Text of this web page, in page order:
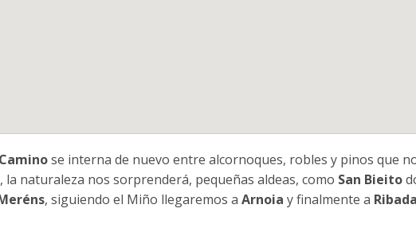
Caminose interna de nuevo entre alcornoques, robles y pinos que
la naturaleza nos sorprenderá, pequeñas aldeas, como San Bieito
, siguiendo el Miño llegaremos a Arnoia y finalmente a